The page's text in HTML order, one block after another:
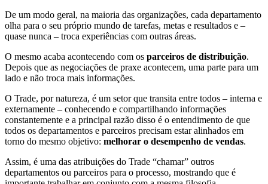
De um modo geral, na maioria das organizações, cada departamento
olha para o seu próprio mundo de tarefas, metas e resultados e –
quase nunca – troca experiências com outras áreas.
O mesmo acaba acontecendo com os parceiros de distribuição.
Depois que as negociações de praxe acontecem, uma parte para um
lado e não troca mais informações.
O Trade, por natureza, é um setor que transita entre todos – interna e
externamente – conhecendo e compartilhando informações
constantemente e a principal razão disso é o entendimento de que
todos os departamentos e parceiros precisam estar alinhados em
torno do mesmo objetivo: melhorar o desempenho de vendas.
Assim, é uma das atribuições do Trade “chamar” outros
departamentos ou parceiros para o processo, mostrando que é